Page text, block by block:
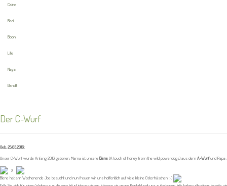
Caine
Baci
Boon
Life
Naya
Bandit
Der C-Wurf
Geb. 25.03.2016:
Unser C-Wurf wurde Anfang 2016 geboren. Mama ist unsere Biene(A touch of Honey from the wild powerdogs) aus demA-Wurfund Papa
X
Biene hat am Wochenende Joe besucht und nun freuen wir uns hoffentlich auf viele kleine Osterhäschen :-)